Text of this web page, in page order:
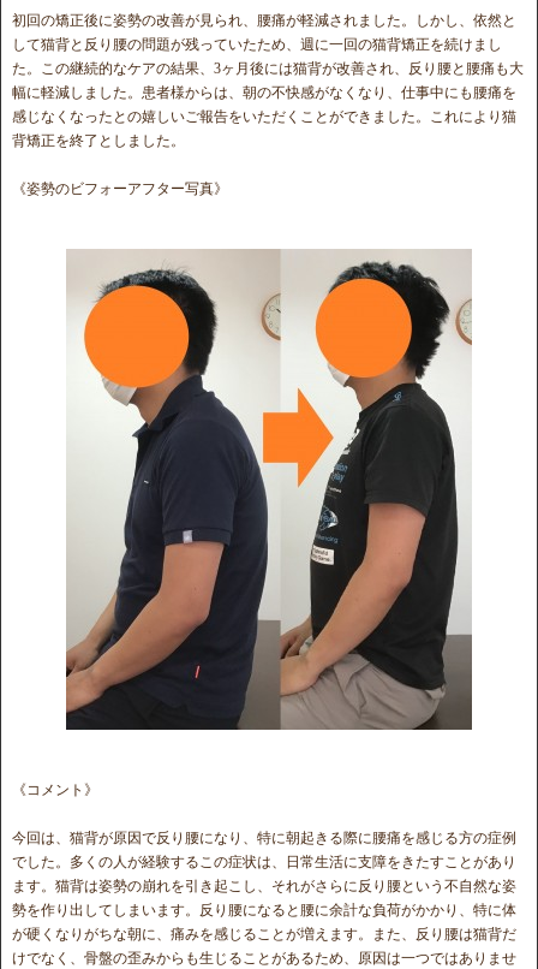
初回の矯正後に姿勢の改善が見られ、腰痛が軽減されました。しかし、依然と
して猫背と反り腰の問題が残っていたため、週に一回の猫背矯正を続けまし
た。この継続的なケアの結果、3ヶ月後には猫背が改善され、反り腰と腰痛も大
幅に軽減しました。患者様からは、朝の不快感がなくなり、仕事中にも腰痛を
感じなくなったとの嬉しいご報告をいただくことができました。これにより猫
背矯正を終了としました。
《姿勢のビフォーアフター写真》
《コメント》
今回は、猫背が原因で反り腰になり、特に朝起きる際に腰痛を感じる方の症例
でした。多くの人が経験するこの症状は、日常生活に支障をきたすことがあり
ます。猫背は姿勢の崩れを引き起こし、それがさらに反り腰という不自然な姿
勢を作り出してしまいます。反り腰になると腰に余計な負荷がかかり、特に体
が硬くなりがちな朝に、痛みを感じることが増えます。また、反り腰は猫背だ
けでなく、骨盤の歪みからも生じることがあるため、原因は一つではありませ